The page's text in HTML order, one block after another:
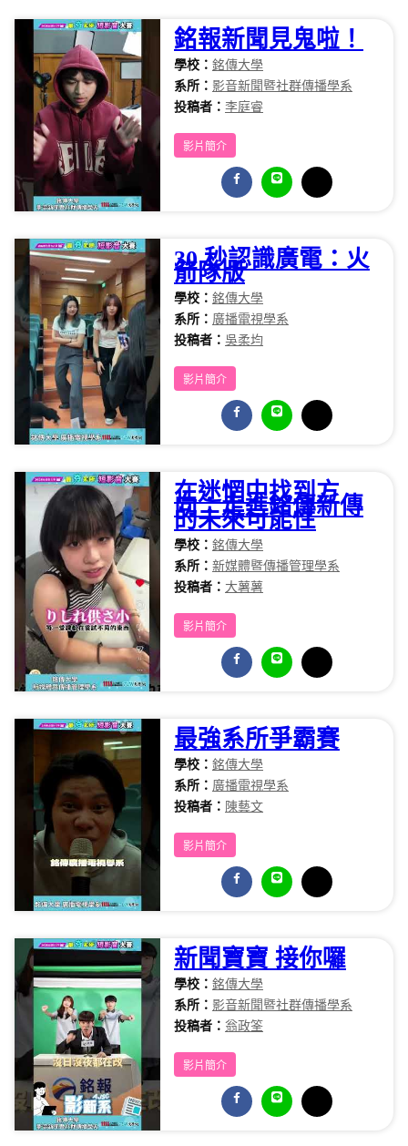
銘報新聞見鬼啦！
學校： 銘傳大學
系所： 影音新聞暨社群傳播學系
投稿者： 李庭睿
影片簡介
​30 秒認識廣電：火
箭隊版
學校： 銘傳大學
系所： 廣播電視學系
投稿者： 吳柔均
影片簡介
在迷惘中找到方
向：走進銘傳新傳
的未來可能性
學校： 銘傳大學
系所： 新媒體暨傳播管理學系
投稿者： 大薯薯
影片簡介
最強系所爭霸賽
學校： 銘傳大學
系所： 廣播電視學系
投稿者： 陳藝文
影片簡介
新聞寶寶 接你囉
學校： 銘傳大學
系所： 影音新聞暨社群傳播學系
投稿者： 翁政筌
影片簡介